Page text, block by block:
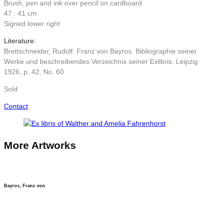
Brush, pen and ink over pencil on cardboard
47 : 41 cm
Signed lower right
Literature:
Brettschneider, Rudolf: Franz von Bayros. Bibliographie seiner
Werke und beschreibendes Verzeichnis seiner Exlibris. Leipzig
1926, p. 42, No. 60
Sold
Contact
More Artworks
Bayros, Franz von